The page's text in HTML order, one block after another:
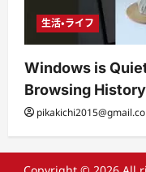
生活・ライフ
Windows is
Browsing